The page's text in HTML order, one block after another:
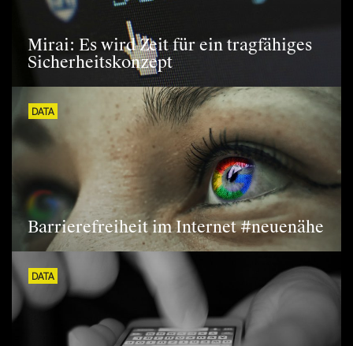
Mirai: Es wird Zeit für ein tragfähiges
Sicherheitskonzept
DATA
Barrierefreiheit im Internet #neuenähe
DATA